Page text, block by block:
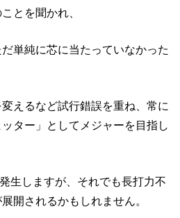
とを聞かれ、
単純に芯に当たっていなかった
えるなど試行錯誤を重ね、常に
ター」としてメジャーを目指し
生しますが、それでも長打力不
開されるかもしれません。